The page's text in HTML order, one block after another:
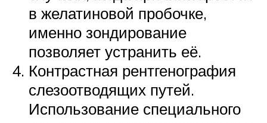
в желатиновой пробочке,
именно зондирование
позволяет устранить её.
Контрастная рентгенография
слезоотводящих путей.
Использование специального